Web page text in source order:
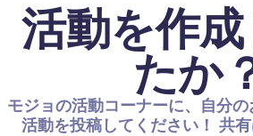
活動を作
たか
モジョの活動コーナーに、自分
活動を投稿してください！ 共